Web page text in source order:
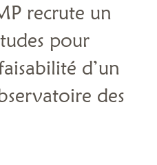
recrute un
pour
d’un
des